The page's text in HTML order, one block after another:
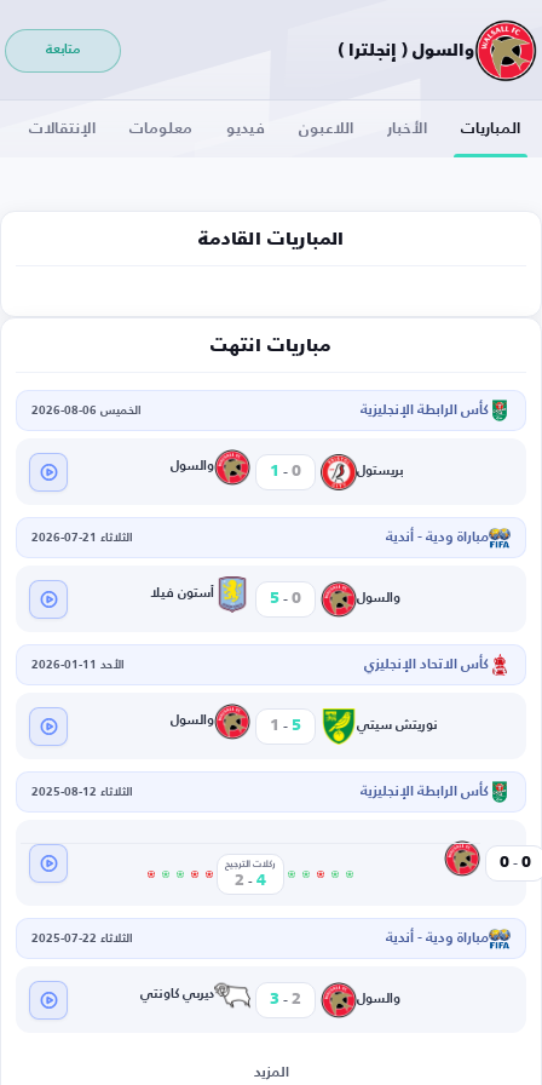
والسول ( إنجلترا ) متابعة
المباريات الأخبار اللاعبون فيديو معلومات الإنتقالات
المباريات القادمة
مباريات انتهت
كأس الرابطة الإنجليزية الخميس 06-08-2026
بريستول 0
-
1 والسول
مباراة ودية - أندية الثلاثاء 21-07-2026
والسول 0
-
5 أستون فيلا
كأس الاتحاد الإنجليزي الأحد 11-01-2026
نوريتش سيتي 5
-
1 والسول
كأس الرابطة الإنجليزية الثلاثاء 12-08-2025
0
-
0 ركلات الترجيح
4
-
2
مباراة ودية - أندية الثلاثاء 22-07-2025
والسول 2
-
3 ديربي كاونتي
المزيد